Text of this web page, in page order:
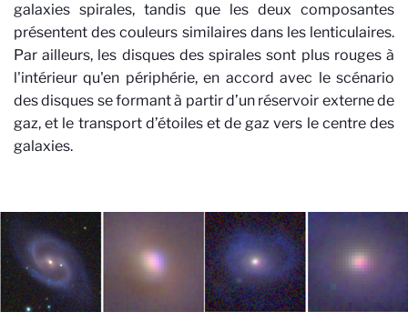
galaxies spirales, tandis que les deux composantes
présentent des couleurs similaires dans les lenticulaires.
Par ailleurs, les disques des spirales sont plus rouges à
l'intérieur qu'en périphérie, en accord avec le scénario
des disques se formant à partir d’un réservoir externe de
gaz, et le transport d’étoiles et de gaz vers le centre des
galaxies.